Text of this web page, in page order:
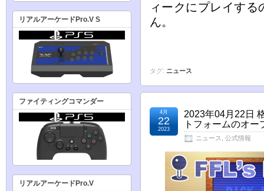
ィークにプレイす
ん。
タグ: ニュース
2023年04月22日
トフォームのオ
ニュース 公式情報
4月
22
2023
リアルアーケードPro.V S
ファイティングコマンダー
リアルアーケードPro.V